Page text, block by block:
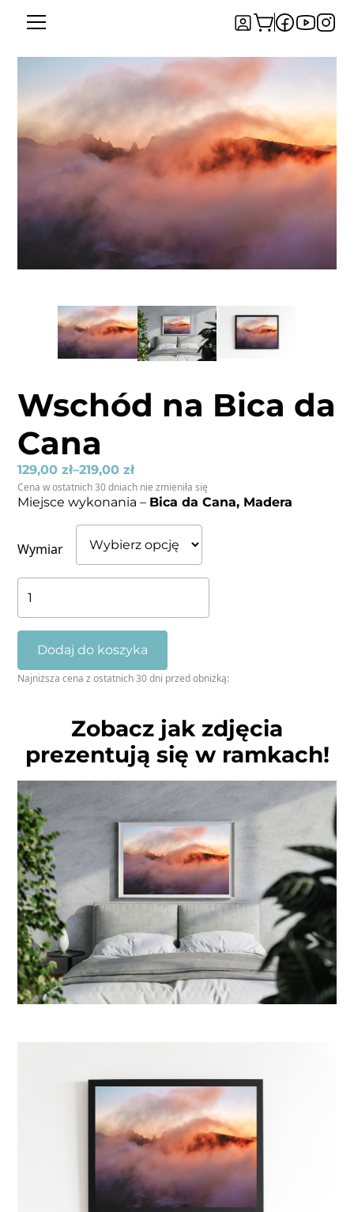
Wschód na Bica da
Cana
129,00zł–219,00zł
Cena w ostatnich 30 dniach nie zmieniła się
Miejsce wykonania – Bica da Cana, Madera
Wymiar
Wschód
Bica
Cana
Dodaj do koszyka
Najniższa cena z ostatnich 30 dni przed obniżką:
Zobacz jak zdjęcia
prezentują się w ramkach!